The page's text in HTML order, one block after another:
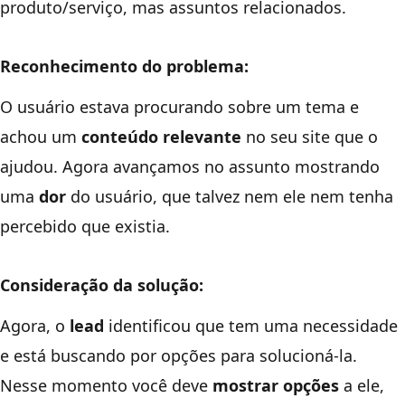
produto/serviço, mas assuntos relacionados.
Reconhecimento do problema:
O usuário estava procurando sobre um tema e
achou um conteúdo relevante no seu site que o
ajudou. Agora avançamos no assunto mostrando
uma dor do usuário, que talvez nem ele nem tenha
percebido que existia.
Consideração da solução:
Agora, o lead identificou que tem uma necessidade
e está buscando por opções para solucioná-la.
Nesse momento você deve mostrar opções a ele,